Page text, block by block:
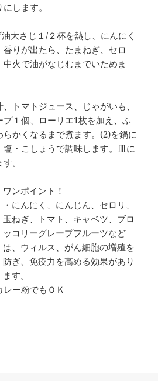
します。
大さじ１/２杯を熱し、にんにく
りが出たら、たまねぎ、セロ
火で油がなじむまでいためま
トマトジュース、じゃがいも、
１個、ローリエ1枚を加え、ふ
かくなるまで煮ます。(2)を鍋に
塩・こしょうで調味します。皿に
。
ワンポイント！
・にんにく、にんじん、セロリ、
玉ねぎ、トマト、キャベツ、ブロ
ッコリーグレープフルーツなど
は、ウィルス、がん細胞の増殖を
防ぎ、免疫力を高める効果があり
ます。
レー粉でもＯＫ